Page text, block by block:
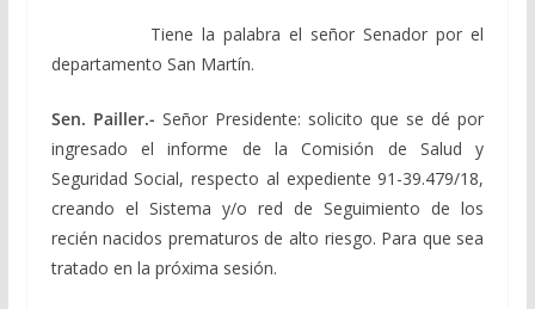
Tiene la palabra el señor Senador por el
departamento San Martín.
Sen. Pailler.- Señor Presidente: solicito que se dé por
ingresado el informe de la Comisión de Salud y
Seguridad Social, respecto al expediente 91-39.479/18,
creando el Sistema y/o red de Seguimiento de los
recién nacidos prematuros de alto riesgo. Para que sea
tratado en la próxima sesión.